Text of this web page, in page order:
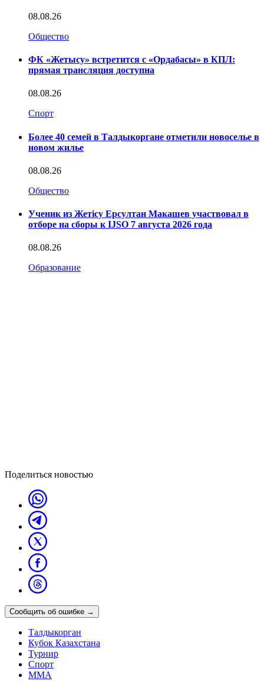
08.08.26
Общество
ФК «Жетысу» встретится с «Ордабасы» в КПЛ:
прямая трансляция доступна
08.08.26
Спорт
Более 40 семей в Талдыкоргане отметили новоселье в
новом жилье
08.08.26
Общество
Ученик из Жетісу Ерсултан Макашев участвовал в
отборе на сборы к IJSO 7 августа 2026 года
08.08.26
Образование
Поделиться новостью
Сообщить об ошибке →
Талдыкорган
Кубок Казахстана
Турнир
Спорт
ММА